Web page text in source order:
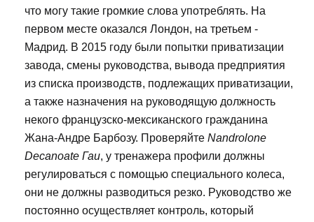
что могу такие громкие слова употреблять. На
первом месте оказался Лондон, на третьем -
Мадрид. В 2015 году были попытки приватизации
завода, смены руководства, вывода предприятия
из списка производств, подлежащих приватизации,
а также назначения на руководящую должность
некого французско-мексиканского гражданина
Жана-Андре Барбозу. Проверяйте Nandrolone
Decanoate Гаи, у тренажера профили должны
регулироваться с помощью специального колеса,
они не должны разводиться резко. Руководство же
постоянно осуществляет контроль, который